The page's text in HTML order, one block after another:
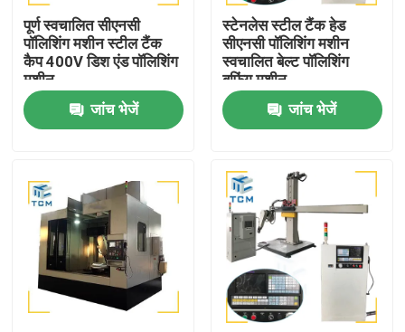
उत्पाद
हमारे बारे में
कारखाने का दौरा
पूर्ण स्वचालित सीएनसी
पॉलिशिंग मशीन स्टील टैंक
कैप 400V डिश एंड पॉलिशिंग
मशीन
जांच भेजें
स्टेनलेस स्टील टैंक हेड
सीएनसी पॉलिशिंग मशीन
स्वचालित बेल्ट पॉलिशिंग
बफिंग मशीन
जांच भेजें